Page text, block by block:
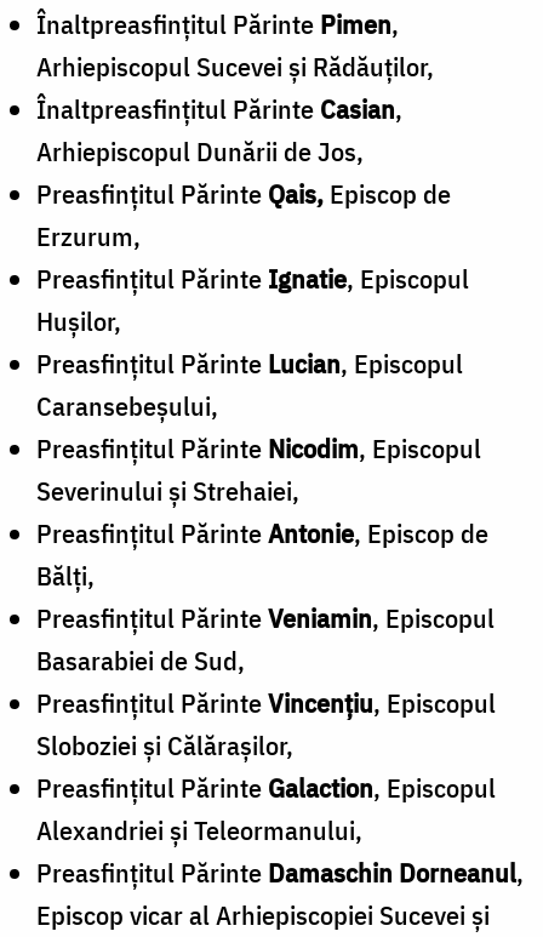
Înaltpreasfinţitul Părinte Pimen,
Arhiepiscopul Sucevei şi Rădăuţilor,
Înaltpreasfinţitul Părinte Casian,
Arhiepiscopul Dunării de Jos,
Preasfinţitul Părinte Qais, Episcop de
Erzurum,
Preasfinţitul Părinte Ignatie, Episcopul
Huşilor,
Preasfinţitul Părinte Lucian, Episcopul
Caransebeşului,
Preasfinţitul Părinte Nicodim, Episcopul
Severinului şi Strehaiei,
Preasfinţitul PărinteAntonie, Episcop de
Bălţi,
Preasfinţitul PărinteVeniamin, Episcopul
Basarabiei de Sud,
Preasfinţitul PărinteVincenţiu, Episcopul
Sloboziei şi Călăraşilor,
Preasfinţitul Părinte Galaction, Episcopul
Alexandriei şi Teleormanului,
Preasfinţitul Părinte Damaschin Dorneanul,
Episcop vicar al Arhiepiscopiei Sucevei şi